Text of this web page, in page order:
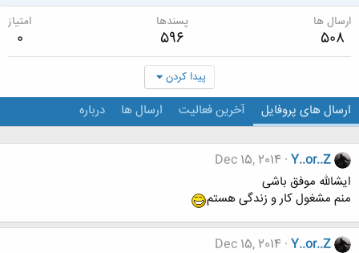
ارسال ها
508
پسندها
596
امتیاز
0
پیدا کردن
ارسال های پروفایل آخرین فعالیت ارسال ها درباره
Y..or..Z
Dec 15, 2014
ایشالله موفق باشی
منم مشغول کار و زندگی هستم
Y..or..Z
Dec 15, 2014